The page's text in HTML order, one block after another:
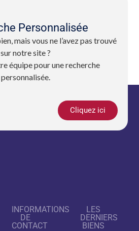
Personnalisée
mais vous ne l’avez pas trouvé
sur notre site ?
équipe pour une recherche
personnalisée.
Cliquez ici
INFORMATIONS
DE
CONTACT
LES
DERNIERS
BIENS